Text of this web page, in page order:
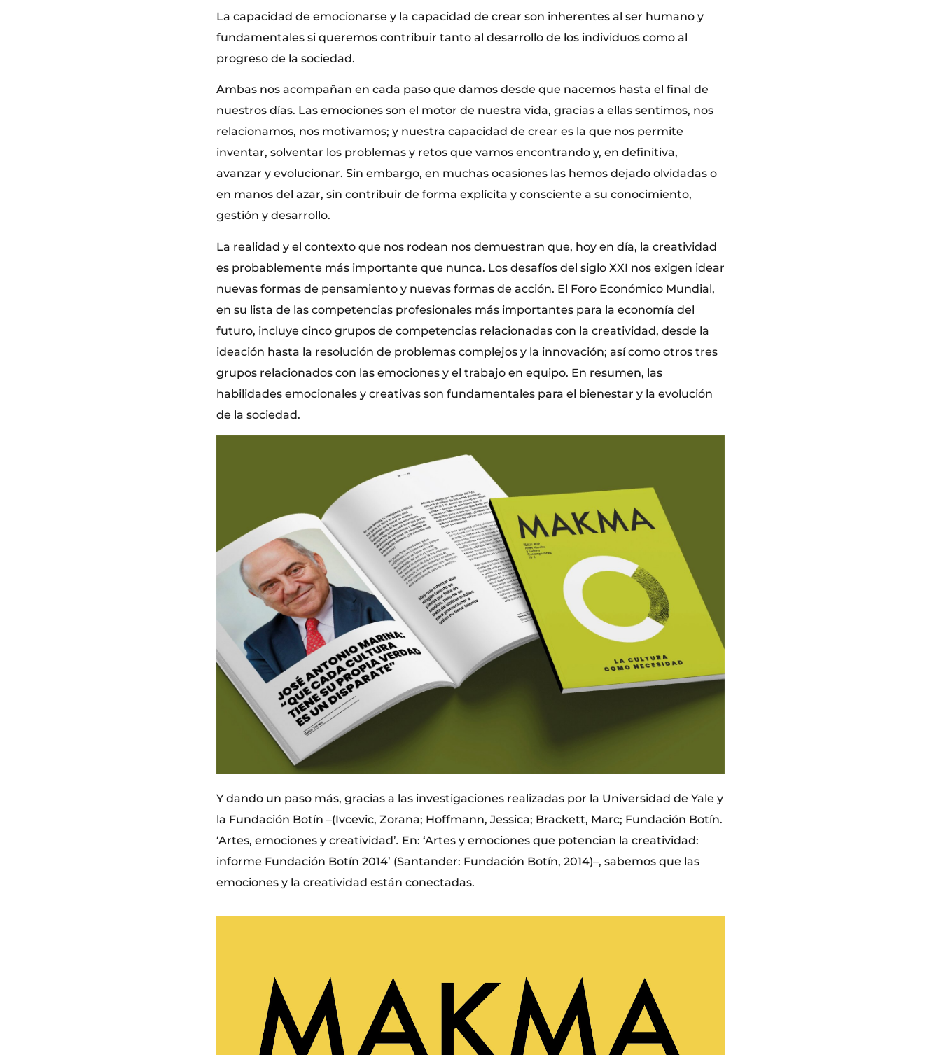
La capacidad de emocionarse y la capacidad de crear son inherentes al ser humano y
fundamentales si queremos contribuir tanto al desarrollo de los individuos como al
progreso de la sociedad.
Ambas nos acompañan en cada paso que damos desde que nacemos hasta el final de
nuestros días. Las emociones son el motor de nuestra vida, gracias a ellas sentimos, nos
relacionamos, nos motivamos; y nuestra capacidad de crear es la que nos permite
inventar, solventar los problemas y retos que vamos encontrando y, en definitiva,
avanzar y evolucionar. Sin embargo, en muchas ocasiones las hemos dejado olvidadas o
en manos del azar, sin contribuir de forma explícita y consciente a su conocimiento,
gestión y desarrollo.
La realidad y el contexto que nos rodean nos demuestran que, hoy en día, la creatividad
es probablemente más importante que nunca. Los desafíos del siglo XXI nos exigen idear
nuevas formas de pensamiento y nuevas formas de acción. El Foro Económico Mundial,
en su lista de las competencias profesionales más importantes para la economía del
futuro, incluye cinco grupos de competencias relacionadas con la creatividad, desde la
ideación hasta la resolución de problemas complejos y la innovación; así como otros tres
grupos relacionados con las emociones y el trabajo en equipo. En resumen, las
habilidades emocionales y creativas son fundamentales para el bienestar y la evolución
de la sociedad.
Y dando un paso más, gracias a las investigaciones realizadas por la Universidad de Yale y
la Fundación Botín –(Ivcevic, Zorana; Hoffmann, Jessica; Brackett, Marc; Fundación Botín.
‘Artes, emociones y creatividad’. En: ‘Artes y emociones que potencian la creatividad:
informe Fundación Botín 2014’ (Santander: Fundación Botín, 2014)–, sabemos que las
emociones y la creatividad están conectadas.